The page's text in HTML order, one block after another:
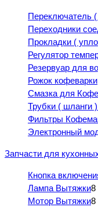
Переключатель
Переходники
Прокладки (
Регулятор
Резервуар для
Рожок кофеварки
Смазка для
Трубки (
Фильтры
Электронный
Запчасти для
Кнопка
Лампа Вытяжки8
Мотор Вытяжки8